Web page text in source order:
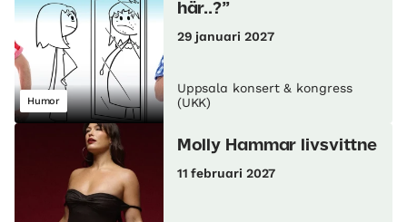
Humor
här..?”
29 januari 2027
Uppsala konsert & kongress
(UKK)
Molly Hammar livsvittne
11 februari 2027